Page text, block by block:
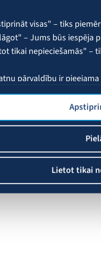
visas" – tiks
– Jums būs iespēja
tikai nepieciešamās" –
pārvaldību ir pieejama
Lietot tikai
LV-1013, Latvija.